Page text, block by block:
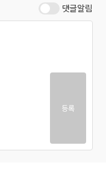
댓글알림
등록